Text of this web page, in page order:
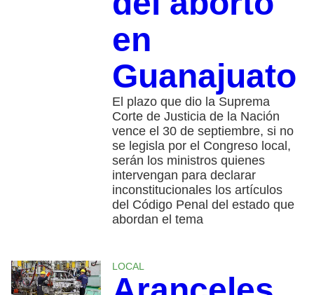
en
Guanajuato
El plazo que dio la Suprema
Corte de Justicia de la Nación
vence el 30 de septiembre, si no
se legisla por el Congreso local,
serán los ministros quienes
intervengan para declarar
inconstitucionales los artículos
del Código Penal del estado que
abordan el tema
LOCAL